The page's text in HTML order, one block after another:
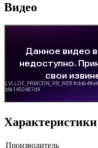
Видео
Характеристики
Производитель